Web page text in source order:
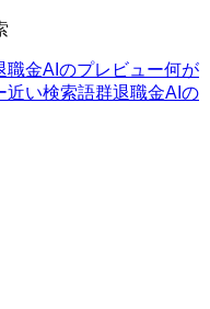
職金AIのプレビュー何が
近い検索語群退職金AIの